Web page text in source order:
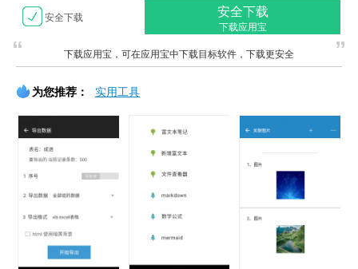
安全下载 安全下载
下载应用宝
下载应用宝，可在应用宝中下载目标软件，下载更安全
为您推荐： 实用工具